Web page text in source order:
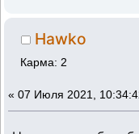
Hawko
Карма: 2
« 07 Июля 2021,